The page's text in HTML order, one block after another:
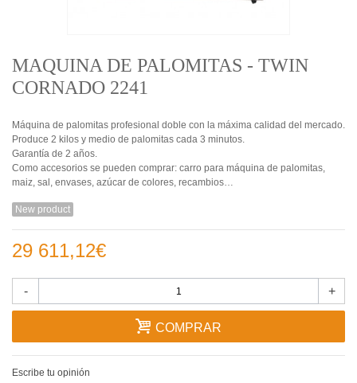
MAQUINA DE PALOMITAS - TWIN
CORNADO 2241
Máquina de palomitas profesional doble con la máxima calidad del mercado.
Produce 2 kilos y medio de palomitas cada 3 minutos.
Garantía de 2 años.
Como accesorios se pueden comprar: carro para máquina de palomitas,
maiz, sal, envases, azúcar de colores, recambios…
New product
29 611,12€
- +
COMPRAR
Escribe tu opinión